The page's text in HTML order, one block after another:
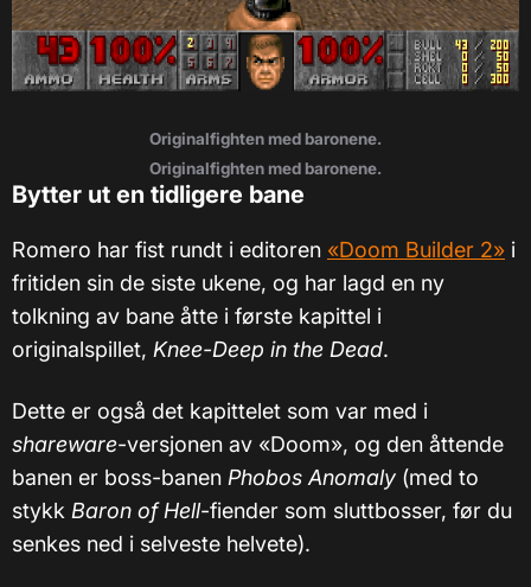
Originalfighten med baronene.
Originalfighten med baronene.
Bytter ut en tidligere bane
Romero har fist rundt i editoren «Doom Builder 2» i
fritiden sin de siste ukene, og har lagd en ny
tolkning av bane åtte i første kapittel i
originalspillet, Knee-Deep in the Dead.
Dette er også det kapittelet som var med i
shareware-versjonen av «Doom», og den åttende
banen er boss-banen Phobos Anomaly (med to
stykk Baron of Hell-fiender som sluttbosser, før du
senkes ned i selveste helvete).